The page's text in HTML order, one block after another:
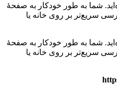
شما به طور خودکار به صفحهٔ
سریع‌تر بر روی خانه یا
شما به طور خودکار به صفحهٔ
سریع‌تر بر روی خانه یا